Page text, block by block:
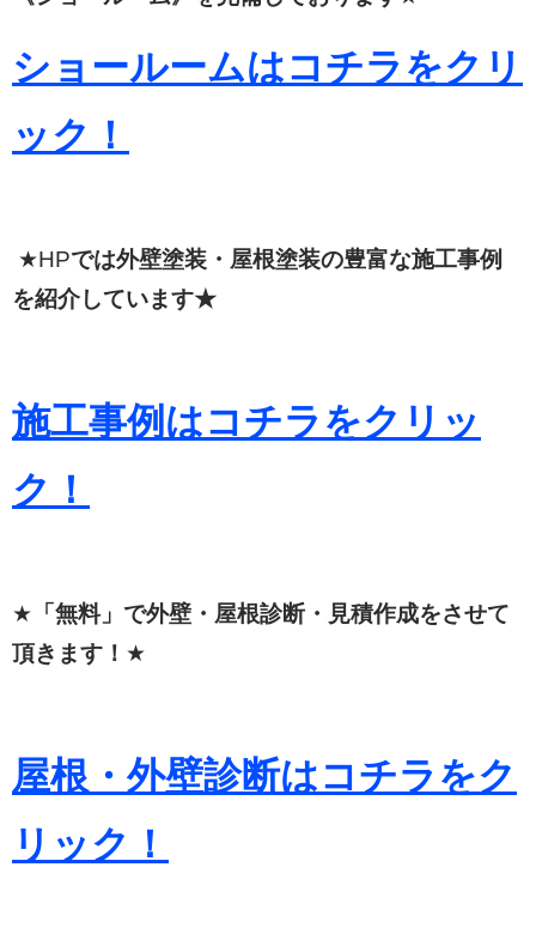
ショールームはコチラをクリ
ック！
★HPでは外壁塗装・屋根塗装の豊富な施工事例
を紹介しています★
施工事例はコチラをクリッ
ク！
★ 「無料」で外壁・屋根診断・見積作成をさせて
頂きます！ ★
屋根・外壁診断はコチラをク
リック！